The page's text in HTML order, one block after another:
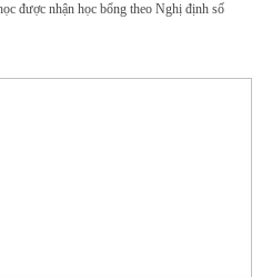
được nhận học bổng theo Nghị định số